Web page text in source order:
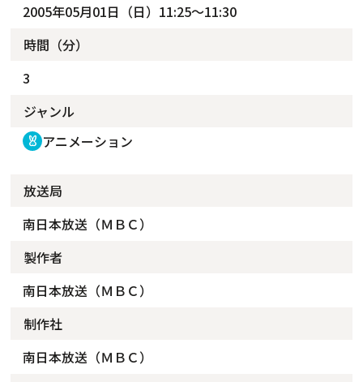
2005年05月01日（日）11:25～11:30
時間（分）
3
ジャンル
cruelty_free アニメーション
放送局
南日本放送（ＭＢＣ）
製作者
南日本放送（ＭＢＣ）
制作社
南日本放送（ＭＢＣ）